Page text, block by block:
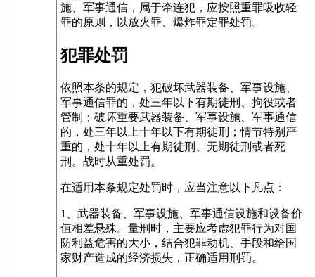
施、军事通信，属于牵连犯，应按照重罪吸收轻
罪的原则，以放火罪、爆炸罪定罪处罚。
犯罪处罚
依照本条的规定，犯破坏武器装备、军事设施、
军事通信罪的，处三年以下有期徒刑、拘役或者
管制；破坏重要武器装备、军事设施、军事通信
的，处三年以上十年以下有期徒刑；情节特别严
重的，处十年以上有期徒刑、无期徒刑或者死
刑。战时从重处罚。
在适用本条规定处罚时，应当注意以下凡点：
1、武器装备、军事设施、军事通信设施和设备价
值相差悬殊。量刑时，主要应考虑犯罪行为对国
防利益危害的大小，结合犯罪动机、手段和给国
家财产造成的经济损失，正确适用刑罚。